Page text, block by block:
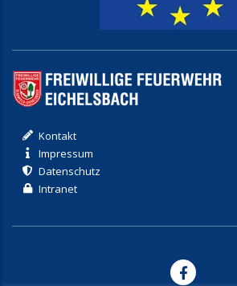
Kontakt
Impressum
Datenschutz
Intranet